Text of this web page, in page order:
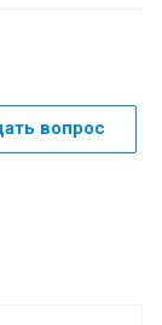
вопрос